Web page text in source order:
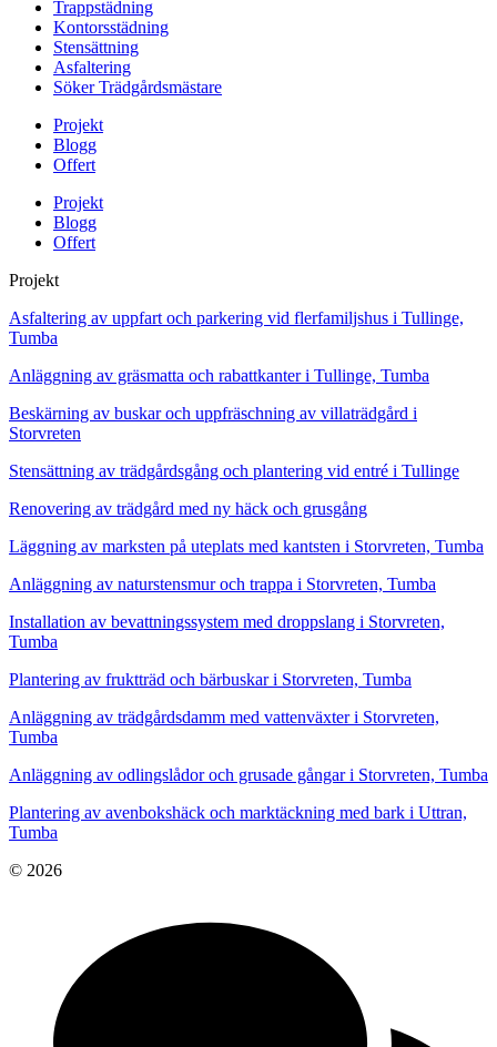
Trappstädning
Kontorsstädning
Stensättning
Asfaltering
Söker Trädgårdsmästare
Projekt
Blogg
Offert
Projekt
Blogg
Offert
Projekt
Asfaltering av uppfart och parkering vid flerfamiljshus i Tullinge,
Tumba
Anläggning av gräsmatta och rabattkanter i Tullinge, Tumba
Beskärning av buskar och uppfräschning av villaträdgård i
Storvreten
Stensättning av trädgårdsgång och plantering vid entré i Tullinge
Renovering av trädgård med ny häck och grusgång
Läggning av marksten på uteplats med kantsten i Storvreten, Tumba
Anläggning av naturstensmur och trappa i Storvreten, Tumba
Installation av bevattningssystem med droppslang i Storvreten,
Tumba
Plantering av fruktträd och bärbuskar i Storvreten, Tumba
Anläggning av trädgårdsdamm med vattenväxter i Storvreten,
Tumba
Anläggning av odlingslådor och grusade gångar i Storvreten, Tumba
Plantering av avenbokshäck och marktäckning med bark i Uttran,
Tumba
© 2026